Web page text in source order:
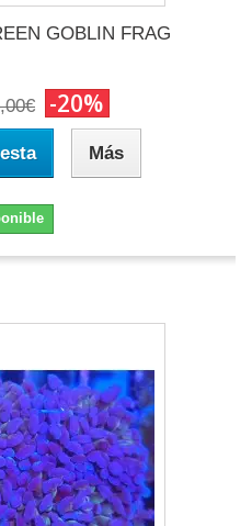
GOBLIN FRAG
-20%
Más